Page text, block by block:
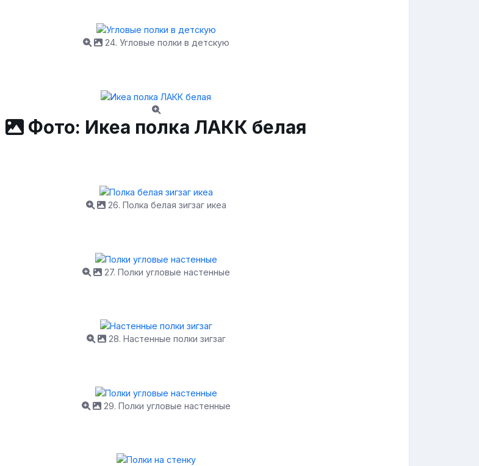
24. Угловые полки в детскую
Фото: Икеа полка ЛАКК белая
26. Полка белая зигзаг икеа
27. Полки угловые настенные
28. Настенные полки зигзаг
29. Полки угловые настенные